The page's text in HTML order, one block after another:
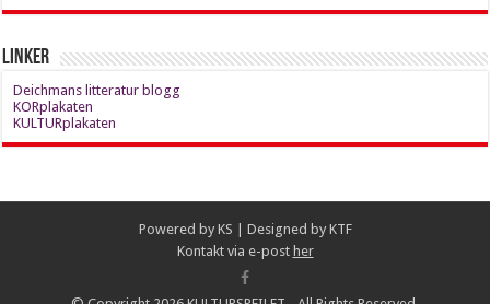
Linker
Deichmans litteratur blogg
KORplakaten
KULTURplakaten
Powered by KS | Designed by KTF
Kontakt via e-post her